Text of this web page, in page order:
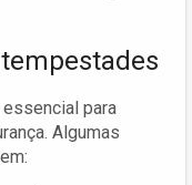
para
Algumas